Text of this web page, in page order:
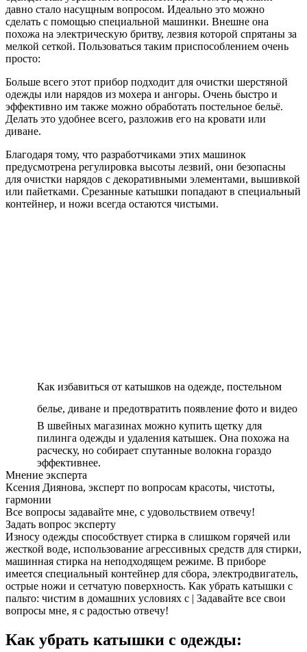
давно стало насущным вопросом. Идеально это можно
сделать с помощью специальной машинки. Внешне она
похожа на электрическую бритву, лезвия которой спрятаны за
мелкой сеткой. Пользоваться таким приспособлением очень
просто:
Больше всего этот прибор подходит для очистки шерстяной
одежды или нарядов из мохера и ангоры. Очень быстро и
эффективно им также можно обработать постельное бельё.
Делать это удобнее всего, разложив его на кровати или
диване.
Благодаря тому, что разработчиками этих машинок
предусмотрена регулировка высоты лезвий, они безопасны
для очистки нарядов с декоративными элементами, вышивкой
или пайетками. Срезанные катышки попадают в специальный
контейнер, и ножи всегда остаются чистыми.
Как избавиться от катышков на одежде, постельном
белье, диване и предотвратить появление фото и видео
В швейных магазинах можно купить щетку для
пилинга одежды и удаления катышек. Она похожа на
расческу, но собирает спутанные волокна гораздо
эффективнее.
Мнение эксперта
Ксения Диянова, эксперт по вопросам красоты, чистоты,
гармонии
Все вопросы задавайте мне, с удовольствием отвечу!
Задать вопрос эксперту
Износу одежды способствует стирка в слишком горячей или
жесткой воде, использование агрессивных средств для стирки,
машинная стирка на неподходящем режиме. В приборе
имеется специальный контейнер для сбора, электродвигатель,
острые ножи и сетчатую поверхность. Как убрать катышки с
пальто: чистим в домашних условиях с | Задавайте все свои
вопросы мне, я с радостью отвечу!
Как убрать катышки с одежды: